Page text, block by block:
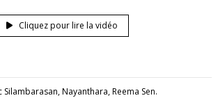
Cliquez pour lire la vidéo
Nayanthara, Reema Sen.